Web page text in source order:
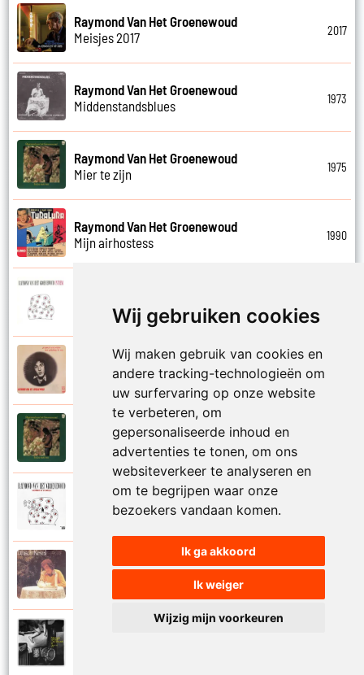
Wij gebruiken cookies
Wij maken gebruik van cookies en
andere tracking-technologieën om
uw surfervaring op onze website
te verbeteren, om
gepersonaliseerde inhoud en
advertenties te tonen, om ons
websiteverkeer te analyseren en
om te begrijpen waar onze
bezoekers vandaan komen.
Ik ga akkoord
Ik weiger
Wijzig mijn voorkeuren
Raymond Van Het Groenewoud
Meisjes 2017
2017
Raymond Van Het Groenewoud
Middenstandsblues
1973
Raymond Van Het Groenewoud
Mier te zijn
1975
Raymond Van Het Groenewoud
Mijn airhostess
1990
Mijn leven lang
Raymond Van Het Groenewoud
Mijn lieve schatje
Raymond Van Het Groenewoud
Mijn schoolgaande jeugd
Raymond Van Het Groenewoud
Mijnheer de postbode
Raymond Van Het Groenewoud